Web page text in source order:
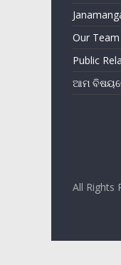
Our Team
Public
ଆମ
All Rights